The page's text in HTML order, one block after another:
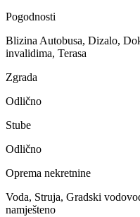
Pogodnosti
Blizina Autobusa, Dizalo,
invalidima, Terasa
Zgrada
Odlično
Stube
Odlično
Oprema nekretnine
Voda, Struja, Gradski
namješteno